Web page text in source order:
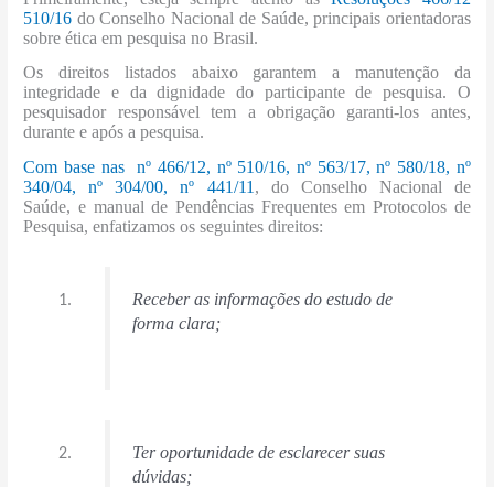
510/16 do Conselho Nacional de Saúde, principais orientadoras
sobre ética em pesquisa no Brasil.
Os direitos listados abaixo garantem a manutenção da
integridade e da dignidade do participante de pesquisa. O
pesquisador responsável tem a obrigação garanti-los antes,
durante e após a pesquisa.
Com base nas nº 466/12, nº 510/16, nº 563/17, nº 580/18, nº
340/04, nº 304/00, nº 441/11 , do Conselho Nacional de
Saúde, e manual de Pendências Frequentes em Protocolos de
Pesquisa, enfatizamos os seguintes direitos:
Receber as informações do estudo de
forma clara;
Ter oportunidade de esclarecer suas
dúvidas;